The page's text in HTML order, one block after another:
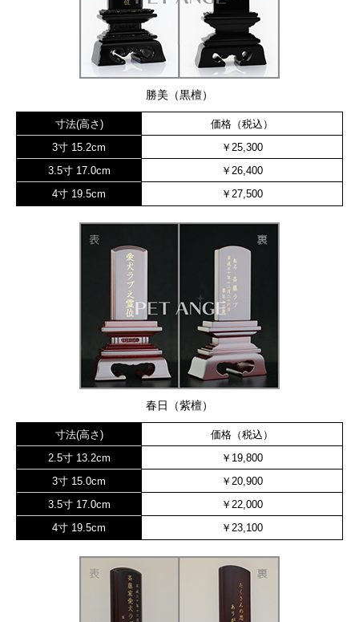
勝美（黒檀）
寸法(高さ)
価格（税込）
3寸 15.2cm
￥25,300
3.5寸 17.0cm
￥26,400
4寸 19.5cm
￥27,500
春日（紫檀）
寸法(高さ)
価格（税込）
2.5寸 13.2cm
￥19,800
3寸 15.0cm
￥20,900
3.5寸 17.0cm
￥22,000
4寸 19.5cm
￥23,100